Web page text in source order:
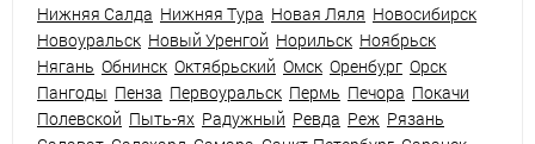
Нижняя Салда Нижняя Тура Новая Ляля Новосибирск
Новоуральск Новый Уренгой Норильск Ноябрьск
Нягань Обнинск Октябрьский Омск Оренбург Орск
Пангоды Пенза Первоуральск Пермь Печора Покачи
Полевской Пыть-ях Радужный Ревда Реж Рязань